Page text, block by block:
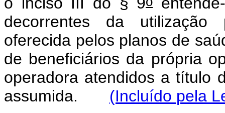
decorrentes da utilização
oferecida pelos planos de
de beneficiários da própria
operadora atendidos a título
assumida. (Incluído pela